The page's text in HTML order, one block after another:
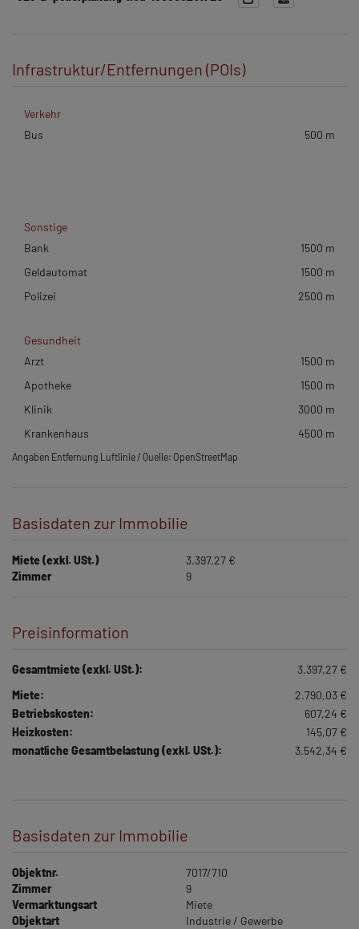
Infrastruktur/Entfernungen (POIs)
Verkehr
Bus
500 m
Sonstige
Bank
1500 m
Geldautomat
1500 m
Polizei
2500 m
Gesundheit
Arzt
1500 m
Apotheke
1500 m
Klinik
3000 m
Krankenhaus
4500 m
Angaben Entfernung Luftlinie / Quelle: OpenStreetMap
Basisdaten zur Immobilie
Miete (exkl. USt.)
3.397,27 €
Zimmer
9
Preisinformation
Gesamtmiete (exkl. USt.):
3.397,27 €
Miete:
2.790,03 €
Betriebskosten:
607,24 €
Heizkosten:
145,07 €
monatliche Gesamtbelastung (exkl. USt.):
3.542,34 €
Basisdaten zur Immobilie
Objektnr.
7017/710
Zimmer
9
Vermarktungsart
Miete
Objektart
Industrie / Gewerbe